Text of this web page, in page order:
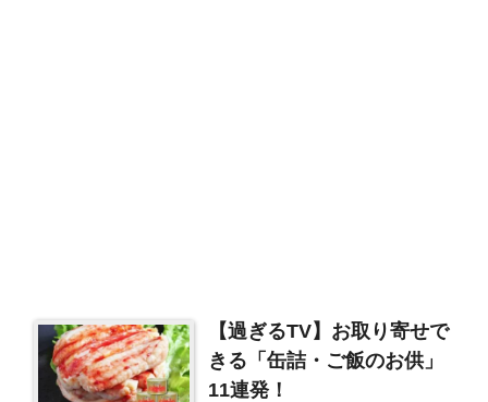
【過ぎるTV】お取り寄せで
きる「缶詰・ご飯のお供」
11連発！